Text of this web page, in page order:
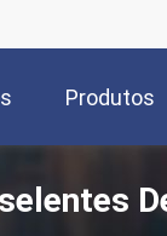
Produtos